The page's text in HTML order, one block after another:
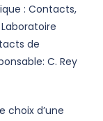
: Contacts,
de
C. Rey
choix d’une